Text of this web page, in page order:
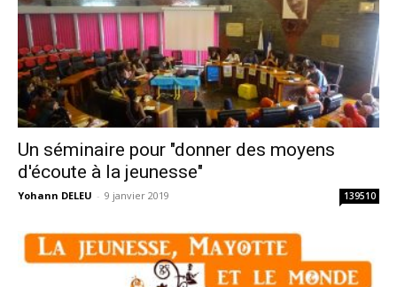
Un séminaire pour "donner des moyens
d'écoute à la jeunesse"
Yohann DELEU - 9 janvier 2019 139510